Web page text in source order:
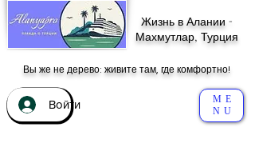
Жизнь в Алании -
Махмутлар, Турция
Вы же не дерево: живите там, где комфортно!
Войти
ME
NU